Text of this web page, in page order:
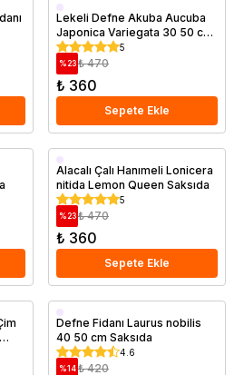
Saksıda
Lekeli Defne Akuba Aucuba
Japonica Variegata 30 50 cm
Saksıda
5
%23 ₺ 470
₺ 360
Sepete Ekle
Saksıda
Alacalı Çalı Hanımeli Lonicera
nitida Lemon Queen Saksıda
5
%23 ₺ 470
₺ 360
Sepete Ekle
Saksıda
Defne Fidanı Laurus nobilis
40 50 cm Saksıda
4.6
%14 ₺ 420